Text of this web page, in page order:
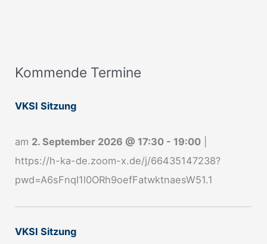
Kommende Termine
VKSI Sitzung
am 2. September 2026 @ 17:30 - 19:00
https://h-ka-de.zoom-x.de/j/66435147238?
pwd=A6sFnqI1l0ORh9oefFatwktnaesW51.1
VKSI Sitzung
A
m
l
d
u
n